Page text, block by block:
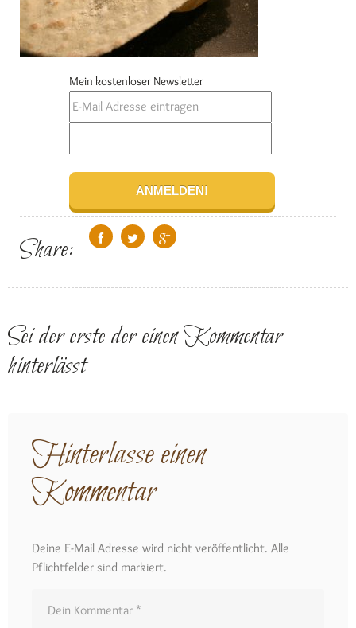
Mein kostenloser Newsletter
Share:
Sei der erste der einen Kommentar
hinterlässt
Hinterlasse einen
Kommentar
Deine E-Mail Adresse wird nicht veröffentlicht. Alle
Pflichtfelder sind markiert.